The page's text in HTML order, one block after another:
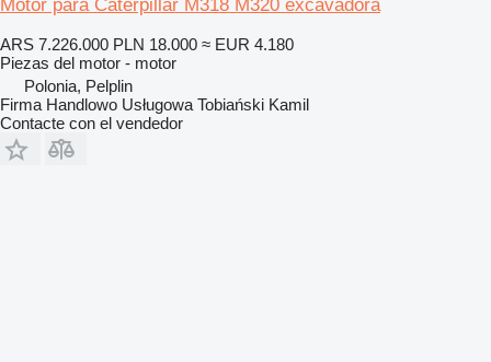
Motor para Caterpillar M318 M320 excavadora
ARS 7.226.000 PLN 18.000 ≈ EUR 4.180
Piezas del motor - motor
Polonia, Pelplin
Firma Handlowo Usługowa Tobiański Kamil
Contacte con el vendedor